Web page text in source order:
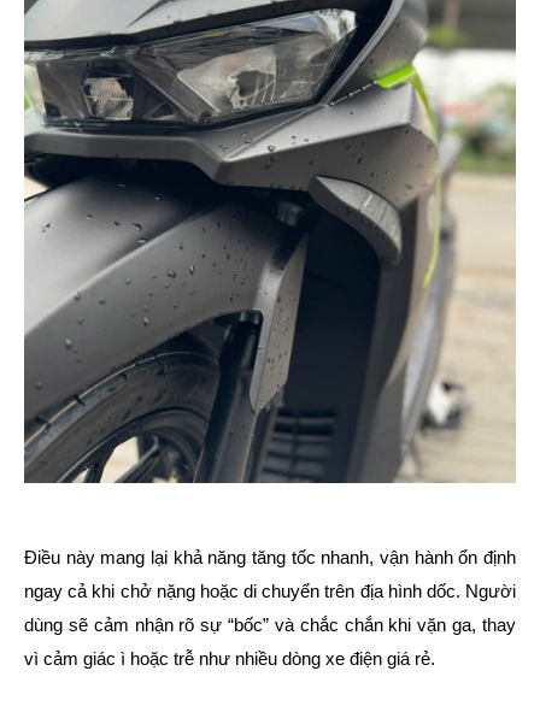
Điều này mang lại khả năng tăng tốc nhanh, vận hành ổn định
ngay cả khi chở nặng hoặc di chuyển trên địa hình dốc. Người
dùng sẽ cảm nhận rõ sự “bốc” và chắc chắn khi vặn ga, thay
vì cảm giác ì hoặc trễ như nhiều dòng xe điện giá rẻ.